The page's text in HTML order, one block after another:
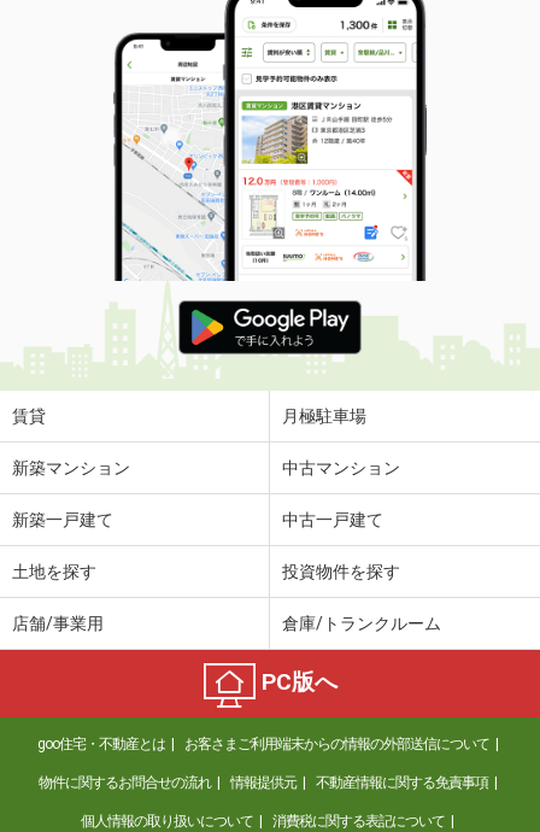
48.6m²
間取り
2DK
長崎県長崎市南町
価 格
4.40万円
住 所
長崎県長崎市南町
専有面積 19.87m²
間取り
1K
長崎県長崎市江平１
価 格
4.80万円
住 所
長崎県長崎市江平１
専有面積
長崎県西彼杵郡長与町高田郷
6.10万円
長崎県長崎市江平１
4.80万円
住 所
長崎県長崎市江平１
専有面積 19.87m²
間取り
1K
長崎県長崎市岩見町
賃貸 月極駐車場
新築マンション 中古マンション
新築一戸建て 中古一戸建て
土地を探す 投資物件を探す
店舗/事業用 倉庫/トランクルーム
PC版へ
goo住宅・不動産とは お客さまご利用端末からの情報の外部送信について
物件に関するお問合せの流れ 情報提供元 不動産情報に関する免責事項
個人情報の取り扱いについて 消費税に関する表記について